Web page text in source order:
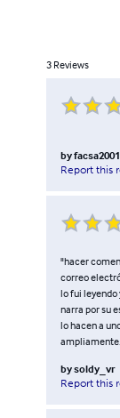
3 Reviews
byfacsa2001
Report this
"hacer
correo
lo fui leyendo
narra por su
lo hacen a
ampliamente.
bysoldy_vr
Report this